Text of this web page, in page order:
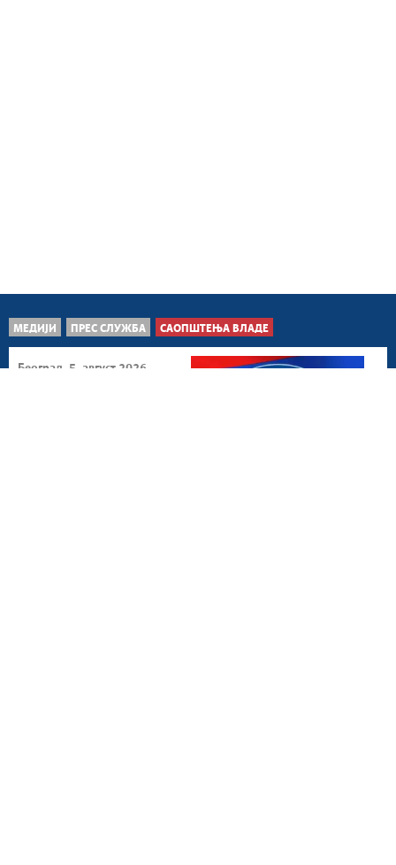
МЕДИЈИ ПРЕС СЛУЖБА САОПШТЕЊА ВЛАДЕ
Београд, 5. август 2026.